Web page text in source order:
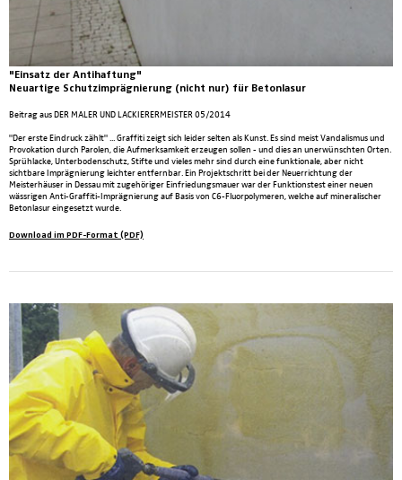
"Einsatz der Antihaftung"
Neuartige Schutzimprägnierung (nicht nur) für Betonlasur
Beitrag aus DER MALER UND LACKIERERMEISTER 05/2014
"Der erste Eindruck zählt" ... Graffiti zeigt sich leider selten als Kunst. Es sind meist Vandalismus und
Provokation durch Parolen, die Aufmerksamkeit erzeugen sollen - und dies an unerwünschten Orten.
Sprühlacke, Unterbodenschutz, Stifte und vieles mehr sind durch eine funktionale, aber nicht
sichtbare Imprägnierung leichter entfernbar. Ein Projektschritt bei der Neuerrichtung der
Meisterhäuser in Dessau mit zugehöriger Einfriedungsmauer war der Funktionstest einer neuen
wässrigen Anti-Graffiti-Imprägnierung auf Basis von C6-Fluorpolymeren, welche auf mineralischer
Betonlasur eingesetzt wurde.
Download im PDF-Format (PDF)